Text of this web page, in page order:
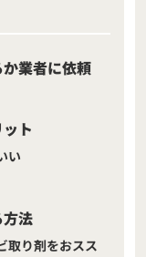
業者に依頼
ト
い
法
取り剤をおスス